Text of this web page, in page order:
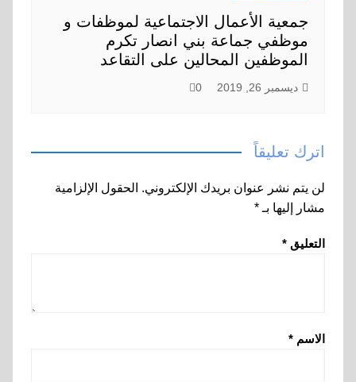
جمعية الأعمال الاجتماعية لموظفات و
موظفي جماعة بني انصار تكرم
الموظفين المحالين على التقاعد
ديسمبر 26, 2019 0
اترك تعليقاً
لن يتم نشر عنوان بريدك الإلكتروني. الحقول الإلزامية
مشار إليها بـ*
التعليق*
الاسم*